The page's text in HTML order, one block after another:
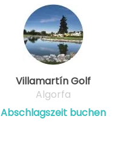
Villamartín Golf
Algorfa
Abschlagszeit buchen